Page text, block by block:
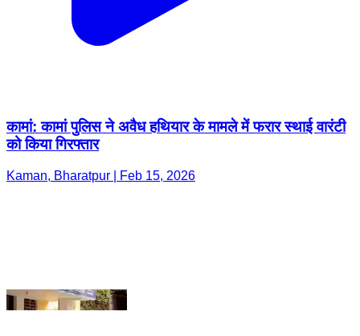
कामां: कामां पुलिस ने अवैध हथियार के मामले में फरार स्थाई वारंटी
को किया गिरफ्तार